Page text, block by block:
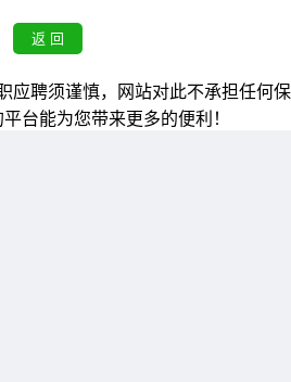
应聘须谨慎，网站对此不承担任何保
台能为您带来更多的便利！